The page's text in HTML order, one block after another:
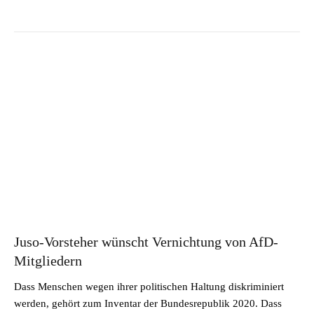
Juso-Vorsteher wünscht Vernichtung von AfD-
Mitgliedern
Dass Menschen wegen ihrer politischen Haltung diskriminiert
werden, gehört zum Inventar der Bundesrepublik 2020. Dass